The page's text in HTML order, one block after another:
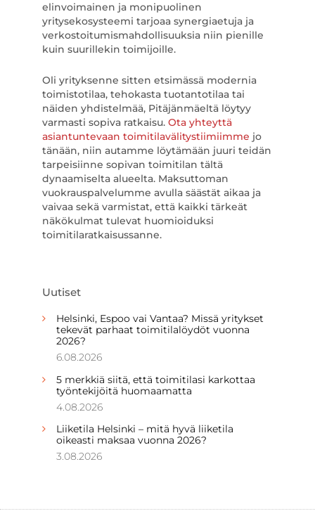
elinvoimainen ja monipuolinen
yritysekosysteemi tarjoaa synergiaetuja ja
verkostoitumismahdollisuuksia niin pienille
kuin suurillekin toimijoille.
Oli yrityksenne sitten etsimässä modernia
toimistotilaa, tehokasta tuotantotilaa tai
näiden yhdistelmää, Pitäjänmäeltä löytyy
varmasti sopiva ratkaisu. Ota yhteyttä
asiantuntevaan toimitilavälitystiimiimme jo
tänään, niin autamme löytämään juuri teidän
tarpeisiinne sopivan toimitilan tältä
dynaamiselta alueelta. Maksuttoman
vuokrauspalvelumme avulla säästät aikaa ja
vaivaa sekä varmistat, että kaikki tärkeät
näkökulmat tulevat huomioiduksi
toimitilaratkaisussanne.
Uutiset
Helsinki, Espoo vai Vantaa? Missä yritykset
tekevät parhaat toimitilalöydöt vuonna
2026?
6.08.2026
5 merkkiä siitä, että toimitilasi karkottaa
työntekijöitä huomaamatta
4.08.2026
Liiketila Helsinki – mitä hyvä liiketila
oikeasti maksaa vuonna 2026?
3.08.2026